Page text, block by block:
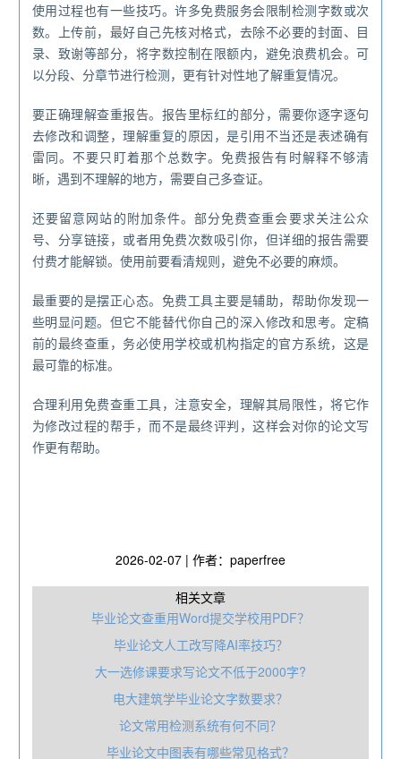
使用过程也有一些技巧。许多免费服务会限制检测字数或次
数。上传前，最好自己先核对格式，去除不必要的封面、目
录、致谢等部分，将字数控制在限额内，避免浪费机会。可
以分段、分章节进行检测，更有针对性地了解重复情况。
要正确理解查重报告。报告里标红的部分，需要你逐字逐句
去修改和调整，理解重复的原因，是引用不当还是表述确有
雷同。不要只盯着那个总数字。免费报告有时解释不够清
晰，遇到不理解的地方，需要自己多查证。
还要留意网站的附加条件。部分免费查重会要求关注公众
号、分享链接，或者用免费次数吸引你，但详细的报告需要
付费才能解锁。使用前要看清规则，避免不必要的麻烦。
最重要的是摆正心态。免费工具主要是辅助，帮助你发现一
些明显问题。但它不能替代你自己的深入修改和思考。定稿
前的最终查重，务必使用学校或机构指定的官方系统，这是
最可靠的标准。
合理利用免费查重工具，注意安全，理解其局限性，将它作
为修改过程的帮手，而不是最终评判，这样会对你的论文写
作更有帮助。
2026-02-07 | 作者：paperfree
相关文章
毕业论文查重用Word提交学校用PDF？
毕业论文人工改写降AI率技巧？
大一选修课要求写论文不低于2000字?
电大建筑学毕业论文字数要求？
论文常用检测系统有何不同？
毕业论文中图表有哪些常见格式？